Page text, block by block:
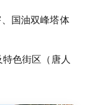
国油双峰塔体
色街区（唐人